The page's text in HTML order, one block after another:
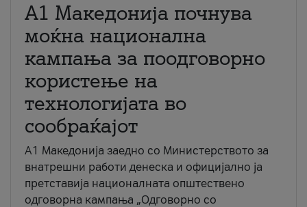
A1 Македонија почнува
моќна национална
кампања за поодговорно
користење на
технологијата во
сообраќајот
A1 Македонија заедно со Министерството за
внатрешни работи денеска и официјално ја
претставија националната општествено
одговорна кампања „Одговорно со